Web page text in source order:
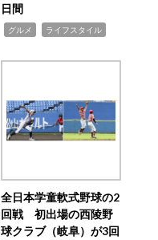
日間
グルメ ライフスタイル
全日本学童軟式野球の2
回戦 初出場の西陵野
球クラブ（岐阜）が3回